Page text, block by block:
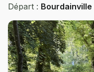
Départ : Bourdainville